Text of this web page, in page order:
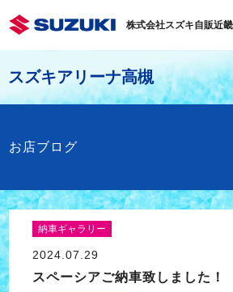
株式会社スズキ自販近畿
スズキアリーナ高槻
お店ブログ
納車ギャラリー
2024.07.29
スペーシアご納車致しました！